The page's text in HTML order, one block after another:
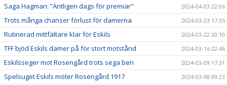
Saga Hagman: ”Äntligen dags för premiär" 2024-04-03 22:06
Trots många chanser förlust för damerna 2024-03-23 17:35
Rutinerad mittfältare klar för Eskils 2024-03-22 20:10
TFF bjöd Eskils damer på för stort motstånd 2024-03-16 22:46
Eskilsseger mot Rosengård trots sega ben 2024-03-09 17:31
Spelsuget Eskils möter Rosengård 1917 2024-03-08 09:23